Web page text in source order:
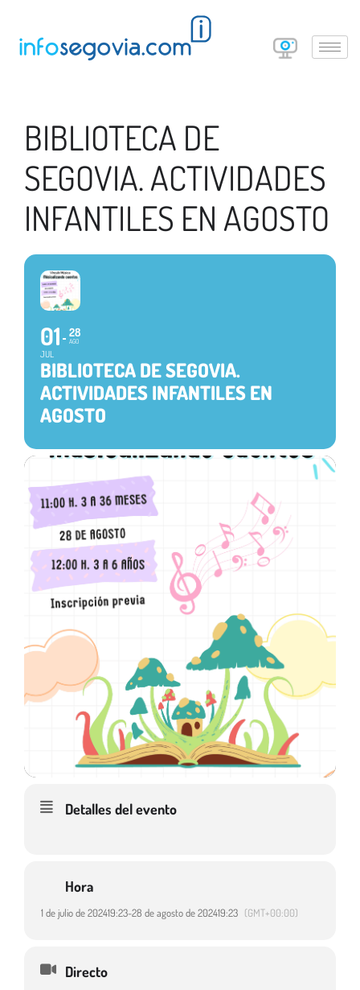
BIBLIOTECA DE
SEGOVIA. ACTIVIDADES
INFANTILES EN AGOSTO
01
JUL
28
AGO
BIBLIOTECA DE SEGOVIA.
ACTIVIDADES INFANTILES EN
AGOSTO
Detalles del evento
Hora
1 de julio de 202419:23-28 de agosto de 202419:23 (GMT+00:00)
Directo